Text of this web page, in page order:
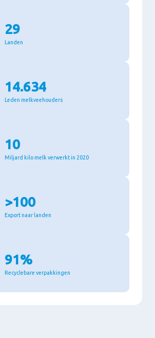
29
Landen
14.634
Leden melkveehouders
10
Miljard kilo melk verwerkt in 2020
>100
Export naar landen
91%
Recyclebare verpakkingen